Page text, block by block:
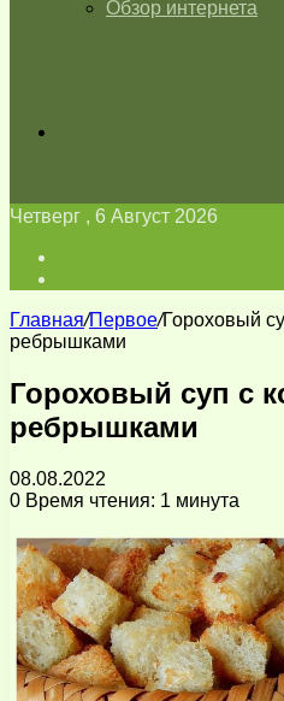
Обзор интернета
Четверг , 6 Август 2026
Главная/Первое/Гороховый
ребрышками
Гороховый суп с
ребрышками
08.08.2022
0 Время чтения: 1 минута